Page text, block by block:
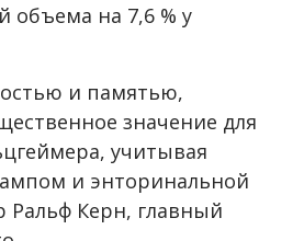
объема на 7,6 % у
и памятью,
значение для
учитывая
и энторинальной
Ральф Керн, главный